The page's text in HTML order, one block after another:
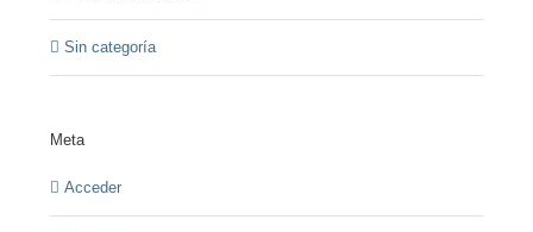
Sin categoría
Meta
Acceder